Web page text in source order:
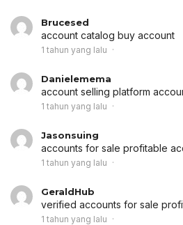
Brucesed
account catalog buy account
1 tahun yang lalu
Danielemema
account selling platform
1 tahun yang lalu
Jasonsuing
accounts for sale profitable
1 tahun yang lalu
GeraldHub
verified accounts for sale
1 tahun yang lalu